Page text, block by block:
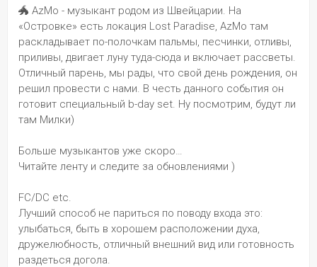
🐲 AzMo - музыкант родом из Швейцарии. На
«Островке» есть локация Lost Paradise, AzMo там
раскладывает по-полочкам пальмы, песчинки, отливы,
приливы, двигает луну туда-сюда и включает рассветы.
Отличный парень, мы рады, что свой день рождения, он
решил провести с нами. В честь данного события он
готовит специальный b-day set. Ну посмотрим, будут ли
там Милки)
Больше музыкантов уже скоро…
Читайте ленту и следите за обновлениями )
FC/DC etc.
Лучший способ не париться по поводу входа это:
улыбаться, быть в хорошем расположении духа,
дружелюбность, отличный внешний вид или готовность
раздеться догола.